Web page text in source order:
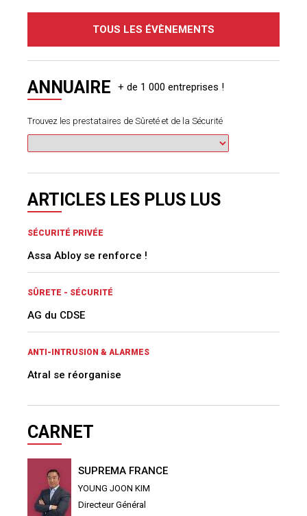
TOUS LES ÉVÈNEMENTS
ANNUAIRE
Trouvez les prestataires de Sûreté et de la Sécurité
ARTICLES LES PLUS LUS
SÉCURITÉ PRIVÉE
Assa Abloy se renforce !
SÛRETE - SÉCURITÉ
AG du CDSE
ANTI-INTRUSION & ALARMES
Atral se réorganise
CARNET
SUPREMA FRANCE
YOUNG JOON KIM
Directeur Général